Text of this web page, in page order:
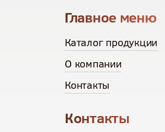
Главное меню
Каталог продукции
О компании
Контакты
Контакты